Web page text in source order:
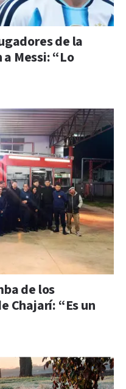
de la
Messi: “Lo
de los
Chajarí: “Es un